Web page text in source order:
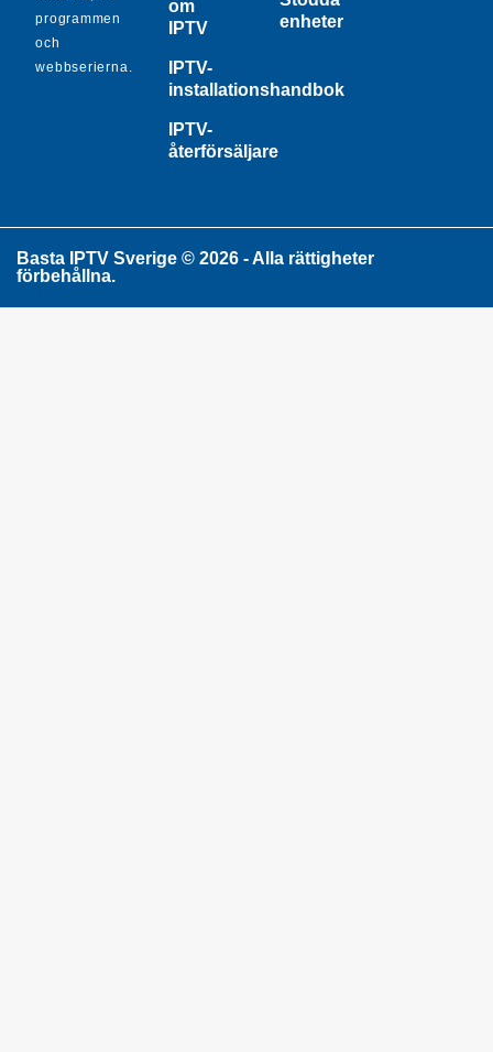
programmen
och
webbserierna.
om
IPTV
IPTV-
installationshandbok
IPTV-
återförsäljare
enheter
Basta IPTV Sverige © 2026 - Alla rättigheter
förbehållna.